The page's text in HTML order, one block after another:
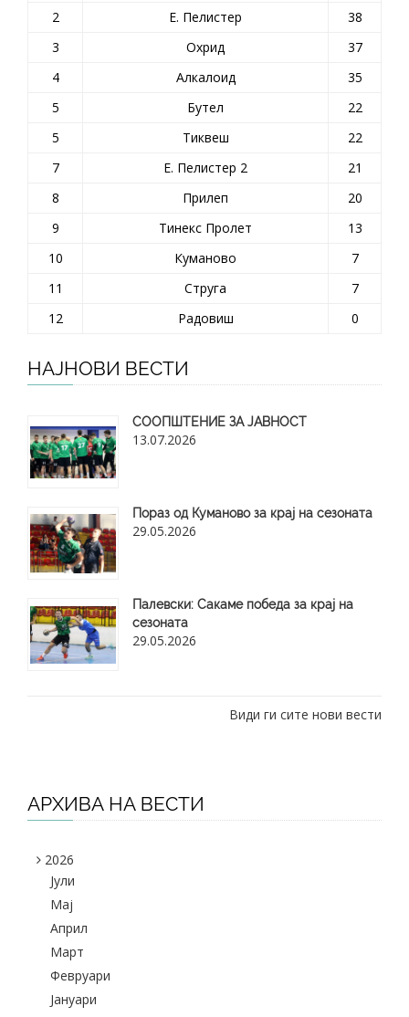
2
Е. Пелистер
38
3
Охрид
37
4
Алкалоид
35
5
Бутел
22
5
Тиквеш
22
7
Е. Пелистер 2
21
8
Прилеп
20
9
Тинекс Пролет
13
10
Куманово
7
11
Струга
7
12
Радовиш 0
НАЈНОВИ ВЕСТИ
СООПШТЕНИЕ ЗА ЈАВНОСТ
13.07.2026
Пораз од Куманово за крај на сезоната
29.05.2026
​Палевски: Сакаме победа за крај на
сезоната
29.05.2026
Види ги сите нови вести
АРХИВА НА ВЕСТИ
2026
Јули
Maj
Април
Март
Февруари
Јануари